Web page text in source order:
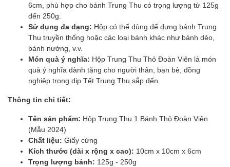
6cm, phù hợp cho bánh Trung Thu có trọng lượng từ 125g
đến 250g.
Sử dụng đa dạng: Hộp có thể dùng để đựng bánh Trung
Thu truyền thống hoặc các loại bánh khác như bánh dẻo,
bánh nướng, v.v.
Món quà ý nghĩa: Hộp Trung Thu Thỏ Đoàn Viên là món
quà ý nghĩa dành tặng cho người thân, bạn bè, đồng
nghiệp trong dịp Tết Trung Thu sắp đến.
Thông tin chi tiết:
Tên sản phẩm: Hộp Trung Thu 1 Bánh Thỏ Đoàn Viên
(Mẫu 2024)
Chất liệu: Giấy cứng
Kích thước (dài x rộng x cao): 10cm x 10cm x 6cm
Trọng lượng bánh: 125g - 250g